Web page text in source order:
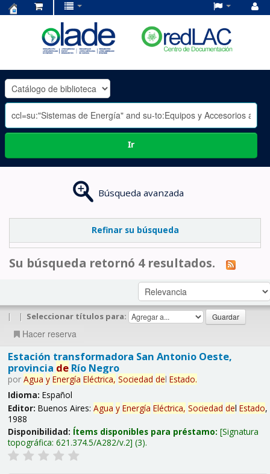
OLADE
-
Ir
Búsqueda avanzada
Refinar su búsqueda
Su búsqueda retornó 4 resultados.
| | Seleccionar títulos para:
Hacer reserva
Estación transformadora San Antonio Oeste,
provincia deRío Negro
por Agua y Energía Eléctrica, Sociedad del Estado.
Idioma: Español
Editor: Buenos Aires: Agua y Energía Eléctrica, Sociedad del Estado,
1988
Disponibilidad: Ítems disponibles para préstamo: Signatura
topográfica: 621.374.5/A282/v.2 (3).